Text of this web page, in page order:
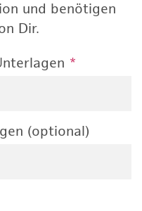
und benötigen
Dir.
*
(optional)